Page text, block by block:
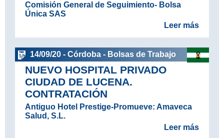
Comisión General de Seguimiento- Bolsa
Única SAS
Leer más
14/09/20 - Córdoba - Bolsas de Trabajo
NUEVO HOSPITAL PRIVADO
CIUDAD DE LUCENA.
CONTRATACIÓN
Antiguo Hotel Prestige-Promueve: Amaveca
Salud, S.L.
Leer más